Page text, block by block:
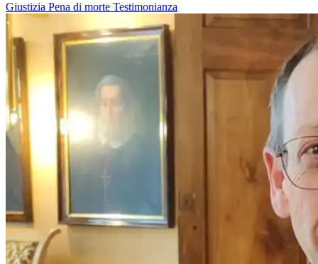
Giustizia Pena di morte Testimonianza